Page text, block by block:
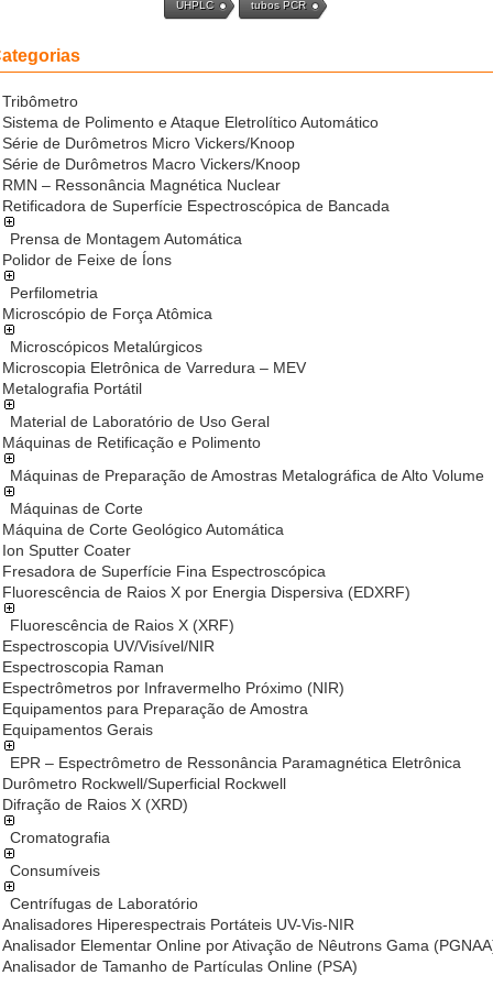
UHPLC tubos PCR
Tribômetro
Sistema de Polimento e Ataque Eletrolítico Automático
Série de Durômetros Micro Vickers/Knoop
Série de Durômetros Macro Vickers/Knoop
RMN – Ressonância Magnética Nuclear
Retificadora de Superfície Espectroscópica de Bancada
Prensa de Montagem Automática
Polidor de Feixe de Íons
Perfilometria
Microscópio de Força Atômica
Microscópicos Metalúrgicos
Microscopia Eletrônica de Varredura – MEV
Metalografia Portátil
Material de Laboratório de Uso Geral
Máquinas de Retificação e Polimento
Máquinas de Preparação de Amostras Metalográfica de Alto Volume
Máquinas de Corte
Máquina de Corte Geológico Automática
Ion Sputter Coater
Fresadora de Superfície Fina Espectroscópica
Fluorescência de Raios X por Energia Dispersiva (EDXRF)
Fluorescência de Raios X (XRF)
Espectroscopia UV/Visível/NIR
Espectroscopia Raman
Espectrômetros por Infravermelho Próximo (NIR)
Equipamentos para Preparação de Amostra
Equipamentos Gerais
EPR – Espectrômetro de Ressonância Paramagnética Eletrônica
Durômetro Rockwell/Superficial Rockwell
Difração de Raios X (XRD)
Cromatografia
Consumíveis
Centrífugas de Laboratório
Analisadores Hiperespectrais Portáteis UV-Vis-NIR
Analisador Elementar Online por Ativação de Nêutrons Gama
Analisador de Tamanho de Partículas Online (PSA)